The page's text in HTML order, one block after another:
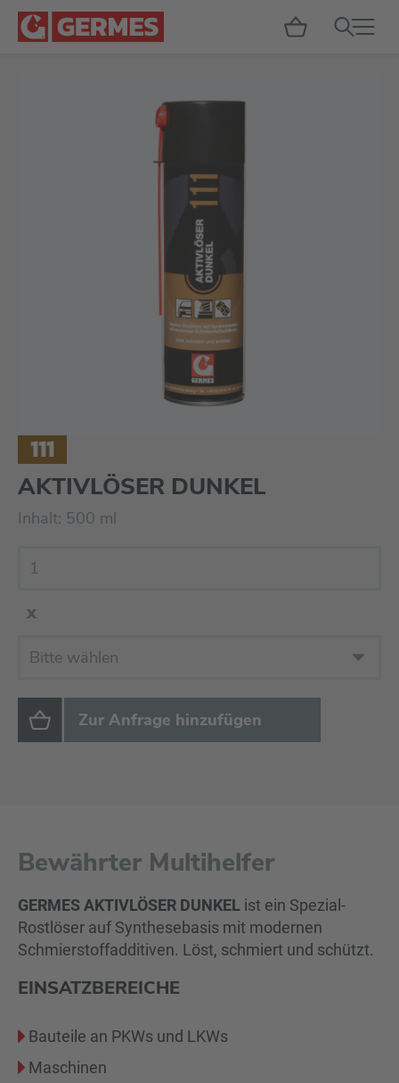
111
AKTIVLÖSER DUNKEL
Inhalt: 500 ml
Bewährter Multihelfer
GERMES AKTIVLÖSER DUNKEL ist ein Spezial-
Rostlöser auf Synthesebasis mit modernen
Schmierstoffadditiven. Löst, schmiert und schützt.
EINSATZBEREICHE
Bauteile an PKWs und LKWs
Maschinen